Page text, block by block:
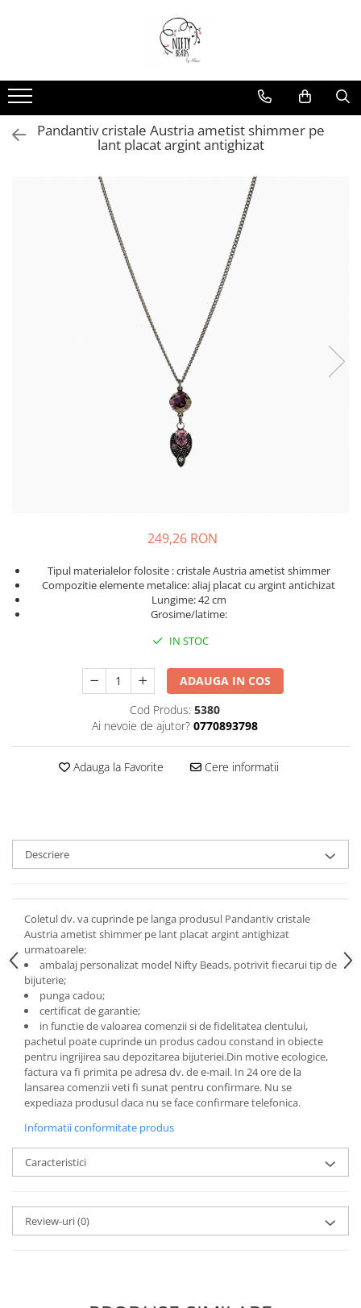
Pandantiv cristale Austria ametist shimmer pe
lant placat argint antighizat
249,26 RON
Tipul materialelor folosite : cristale Austria ametist shimmer
Compozitie elemente metalice: aliaj placat cu argint antichizat
Lungime: 42 cm
Grosime/latime:
IN STOC
ADAUGA IN COS
Cod Produs: 5380
Ai nevoie de ajutor? 0770893798
Adauga la Favorite Cere informatii
Descriere
Coletul dv. va cuprinde pe langa produsul Pandantiv cristale
Austria ametist shimmer pe lant placat argint antighizat
urmatoarele:
ambalaj personalizat model Nifty Beads, potrivit fiecarui tip de
bijuterie;
punga cadou;
certificat de garantie;
in functie de valoarea comenzii si de fidelitatea clentului,
pachetul poate cuprinde un produs cadou constand in obiecte
pentru ingrijirea sau depozitarea bijuteriei.Din motive ecologice,
factura va fi primita pe adresa dv. de e-mail. In 24 ore de la
lansarea comenzii veti fi sunat pentru confirmare. Nu se
expediaza produsul daca nu se face confirmare telefonica.
Informatii conformitate produs
Caracteristici
Review-uri(0)